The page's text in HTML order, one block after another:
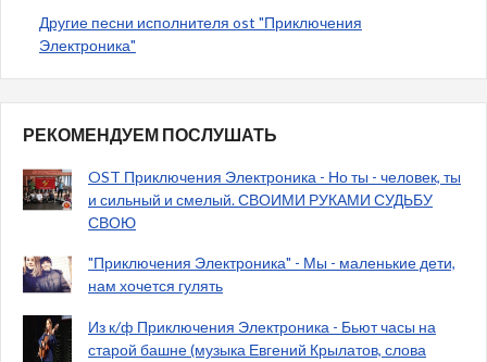
Другие песни исполнителя ost "Приключения
Электроника"
РЕКОМЕНДУЕМ ПОСЛУШАТЬ
OST Приключения Электроника - Но ты - человек, ты
и сильный и смелый. СВОИМИ РУКАМИ СУДЬБУ
СВОЮ
"Приключения Электроника" - Мы - маленькие дети,
нам хочется гулять
Из к/ф Приключения Электроника - Бьют часы на
старой башне (музыка Евгений Крылатов, слова